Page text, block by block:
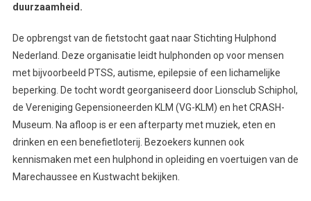
duurzaamheid.
De opbrengst van de fietstocht gaat naar Stichting Hulphond
Nederland. Deze organisatie leidt hulphonden op voor mensen
met bijvoorbeeld PTSS, autisme, epilepsie of een lichamelijke
beperking. De tocht wordt georganiseerd door Lionsclub Schiphol,
de Vereniging Gepensioneerden KLM (VG-KLM) en het CRASH-
Museum. Na afloop is er een afterparty met muziek, eten en
drinken en een benefietloterij. Bezoekers kunnen ook
kennismaken met een hulphond in opleiding en voertuigen van de
Marechaussee en Kustwacht bekijken.